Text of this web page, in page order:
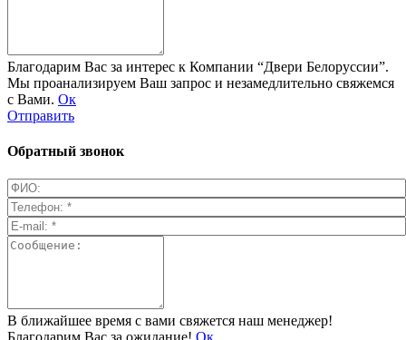
Благодарим Вас за интерес к Компании “Двери Белоруссии”.
Мы проанализируем Ваш запрос и незамедлительно свяжемся
с Вами. Ок
Отправить
Обратный звонок
В ближайшее время с вами свяжется наш менеджер!